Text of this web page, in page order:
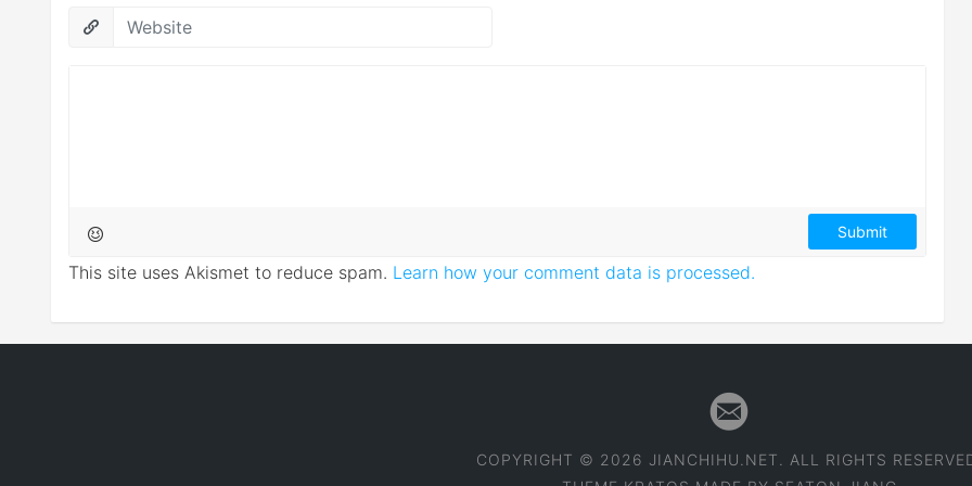
This site uses Akismet to reduce spam. Learn how your comment data is processed.
COPYRIGHT © 2026 JIANCHIHU.NET. ALL RIGHTS